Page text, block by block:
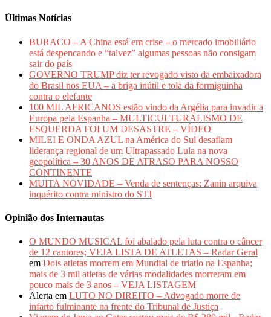
Últimas Notícias
BURACO – A China está em crise – o mercado imobiliário
está despencando e “talvez” algumas pessoas não consigam
sair do país
GOVERNO TRUMP diz ter revogado visto da embaixadora
do Brasil nos EUA – a briga inútil e tola da formiguinha
contra o elefante
100 MIL AFRICANOS estão vindo da Argélia para invadir a
Europa pela Espanha – MULTICULTURALISMO DE
ESQUERDA FOI UM DESASTRE – VÍDEO
MILEI E ONDA AZUL na América do Sul desafiam
liderança regional de um Ultrapassado Lula na nova
geopolítica – 30 ANOS DE ATRASO PARA NOSSO
CONTINENTE
MUITA NOVIDADE – Venda de sentenças: Zanin arquiva
inquérito contra ministro do STJ
Opinião dos Internautas
O MUNDO MUSICAL foi abalado pela luta contra o câncer
de 12 cantores; VEJA LISTA DE ATLETAS – Radar Geral
em Dois atletas morrem em Mundial de triatlo na Espanha;
mais de 3 mil atletas de várias modalidades morreram em
pouco mais de 3 anos – VEJA LISTAGEM
Alerta em LUTO NO DIREITO – Advogado morre de
infarto fulminante na frente do Tribunal de Justiça